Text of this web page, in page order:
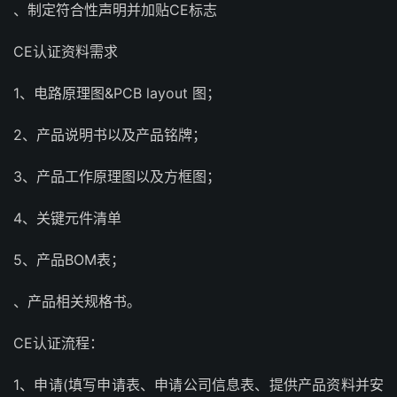
、制定符合性声明并加贴CE标志
CE认证资料需求
1、电路原理图&PCB layout 图；
2、产品说明书以及产品铭牌；
3、产品工作原理图以及方框图；
4、关键元件清单
5、产品BOM表；
、产品相关规格书。
CE认证流程：
1、申请(填写申请表、申请公司信息表、提供产品资料并安